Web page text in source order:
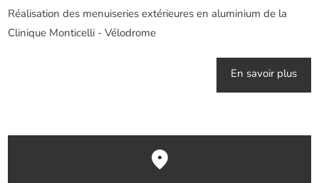
Réalisation des menuiseries extérieures en aluminium de la
Clinique Monticelli - Vélodrome
En savoir plus